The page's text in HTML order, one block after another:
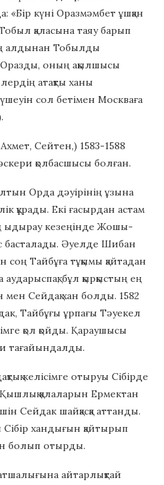
«Бір күні Оразмәмбет ұшқан
қаласына таяу барып
алдынан Тобылды
Оразды, оның ақылшысы
атақты ханы
сол бетімен Москваға
Сейтен,) 1583-1588
қолбасшысы болған.
Орда дәуірінің ұзына
құрады. Екі ғасырдан астам
ыдырау кезеңінде Жошы-
басталады. Әуелде Шибан
соң Тайбұға тұқымы қайтадан
бұл қырқыстың ең
мен Сейдақ хан болды. 1582
Тайбұғы ұрпағы Тәуекел
қол қойды. Қараушысы
тағайындалды.
келісімге отыруы Сібірде
қалаларын Ермектан
Сейдак шайқасқа аттанды.
хандығын қайтырып
болып отырды.
айтарлықтай